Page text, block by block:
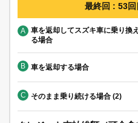
最終回 : 53
A
車を返却してスズキ車に乗り換え
る場合
B 車を返却する場合
C そのまま乗り続ける場合 (2)